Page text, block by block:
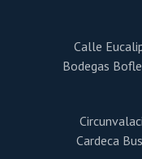
Calle
Bodegas
Cardeca